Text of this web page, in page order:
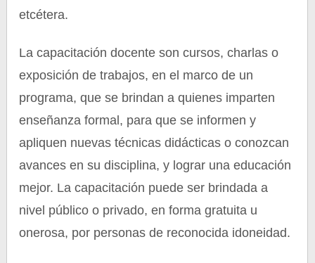
etcétera.
La capacitación docente son cursos, charlas o
exposición de trabajos, en el marco de un
programa, que se brindan a quienes imparten
enseñanza formal, para que se informen y
apliquen nuevas técnicas didácticas o conozcan
avances en su disciplina, y lograr una educación
mejor. La capacitación puede ser brindada a
nivel público o privado, en forma gratuita u
onerosa, por personas de reconocida idoneidad.